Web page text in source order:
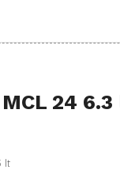
24
lt